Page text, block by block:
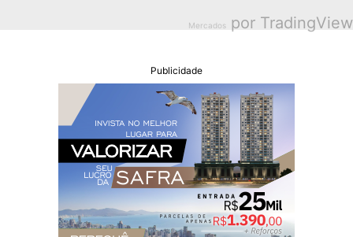
Mercados por TradingView
Publicidade